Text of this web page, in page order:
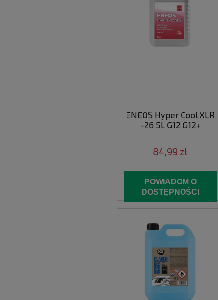
ENEOS Hyper Cool XLR
-26 5L G12 G12+
84,99 zł
POWIADOM O
DOSTĘPNOŚCI